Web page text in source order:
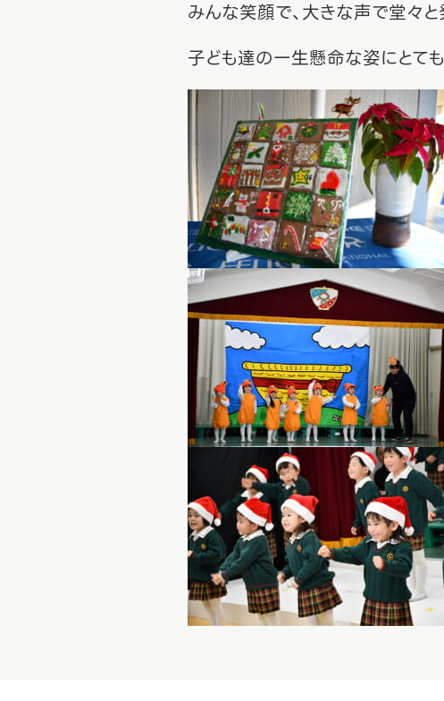
みんな笑顔で、大きな声で堂々
子ども達の一生懸命な姿にとて